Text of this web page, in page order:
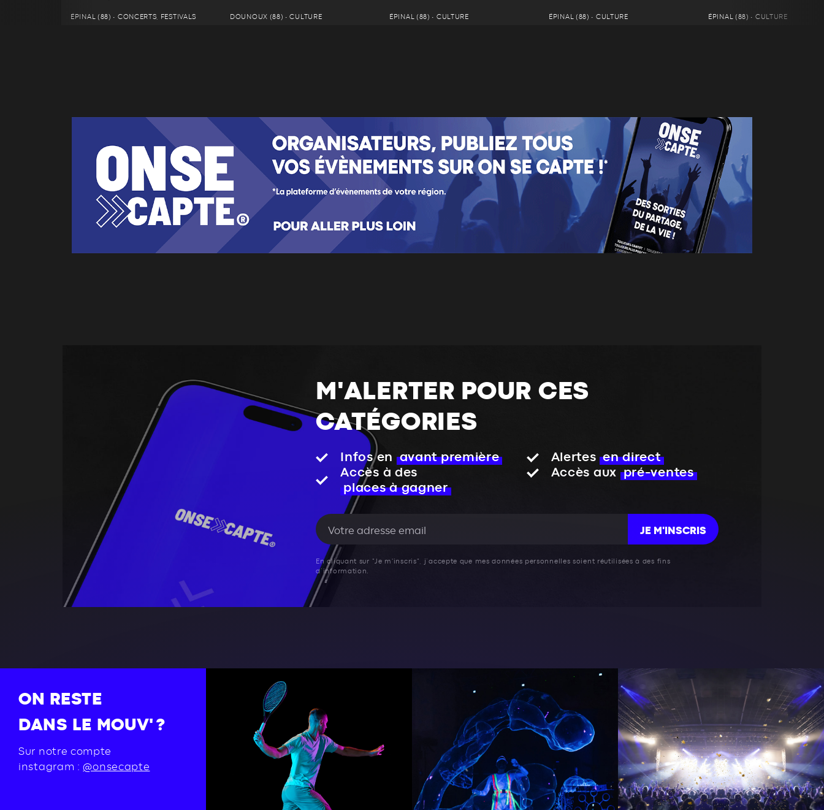
ÉPINAL (88) • CONCERTS, FESTIVALS DOUNOUX (88) • CULTURE ÉPINAL (88) • CULTURE ÉPINAL (88) • CULTURE ÉPINAL (88) • CULTURE
M'ALERTER POUR CES
CATÉGORIES
Infos en avant première Alertes en direct
Accès à des
places à gagner
Accès aux pré-ventes
JE M'INSCRIS
En cliquant sur "Je m'inscris", j’accepte que mes données personnelles soient réutilisées à des fins
d’information.
ON RESTE
DANS LE MOUV' ?
Sur notre compte
instagram :@onsecapte